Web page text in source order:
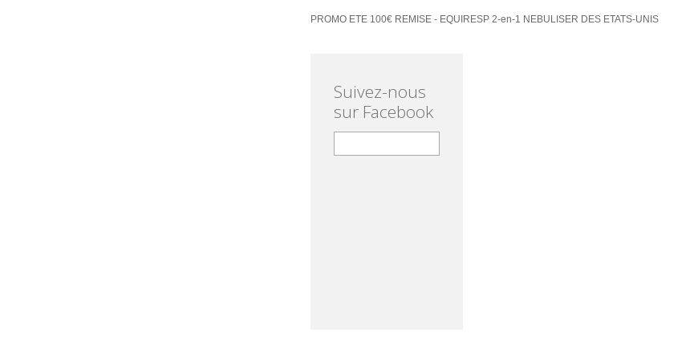
PROMO ETE 100€ REMISE - EQUIRESP 2-en-1 NEBULISER DES ETATS-UNIS
Suivez-nous
sur Facebook